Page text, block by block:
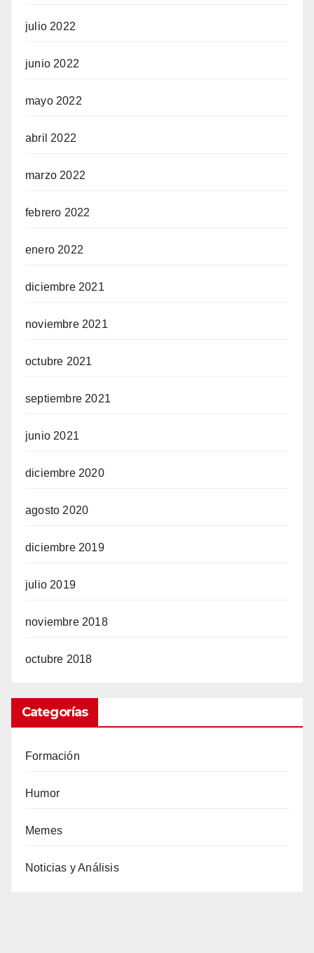
julio 2022
junio 2022
mayo 2022
abril 2022
marzo 2022
febrero 2022
enero 2022
diciembre 2021
noviembre 2021
octubre 2021
septiembre 2021
junio 2021
diciembre 2020
agosto 2020
diciembre 2019
julio 2019
noviembre 2018
octubre 2018
Categorías
Formación
Humor
Memes
Noticias y Análisis